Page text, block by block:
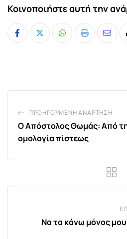
Κοινοποιήστε αυτή την
Whatsapp
Print
ΠΡΟΗΓΟΎΜΕΝΗ ΑΝΆΡΤΗΣΗ
Ο Απόστολος Θωμάς: Από
ομολογία πίστεως
Να τα κάνω μόνος